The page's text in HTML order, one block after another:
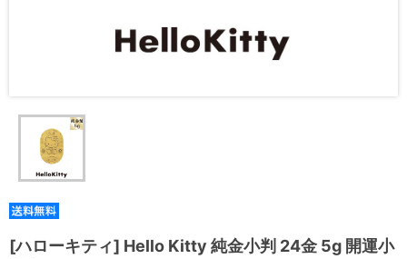
[ハローキティ] Hello Kitty 純金小判 24金 5g 開運小